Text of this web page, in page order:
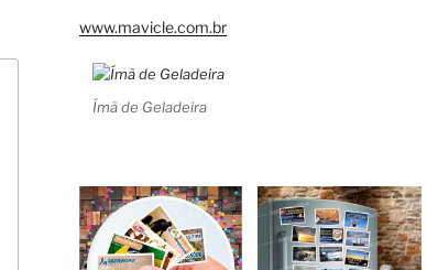
www.mavicle.com.br
Ímã de Geladeira